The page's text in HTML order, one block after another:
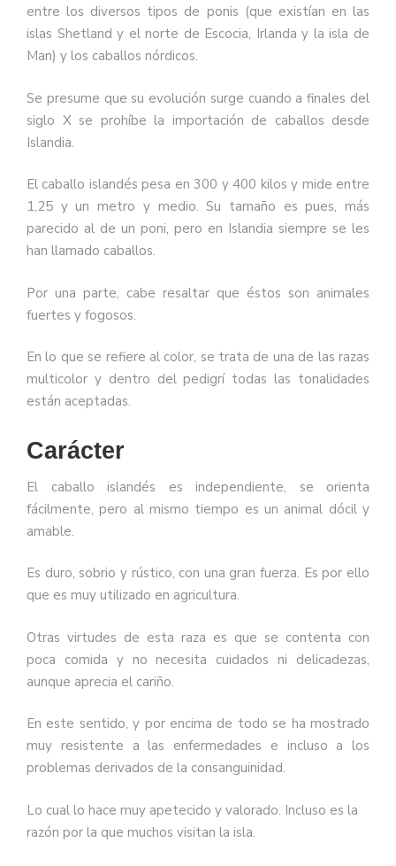
entre los diversos tipos de ponis (que existían en las
islas Shetland y el norte de Escocia, Irlanda y la isla de
Man) y los caballos nórdicos.
Se presume que su evolución surge cuando a finales del
siglo X se prohíbe la importación de caballos desde
Islandia.
El caballo islandés pesa en 300 y 400 kilos y mide entre
1,25 y un metro y medio. Su tamaño es pues, más
parecido al de un poni, pero en Islandia siempre se les
han llamado caballos.
Por una parte, cabe resaltar que éstos son animales
fuertes y fogosos.
En lo que se refiere al color, se trata de una de las razas
multicolor y dentro del pedigrí todas las tonalidades
están aceptadas.
Carácter
El caballo islandés es independiente, se orienta
fácilmente, pero al mismo tiempo es un animal dócil y
amable.
Es duro, sobrio y rústico, con una gran fuerza. Es por ello
que es muy utilizado en agricultura.
Otras virtudes de esta raza es que se contenta con
poca comida y no necesita cuidados ni delicadezas,
aunque aprecia el cariño.
En este sentido, y por encima de todo se ha mostrado
muy resistente a las enfermedades e incluso a los
problemas derivados de la consanguinidad.
Lo cual lo hace muy apetecido y valorado. Incluso es la
razón por la que muchos visitan la isla.